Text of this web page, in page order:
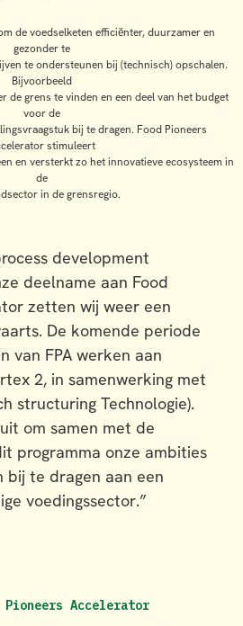
de voedselketen efficiënter, duurzamer en
gezonder te
te ondersteunen bij (technisch) opschalen.
Bijvoorbeeld
grens te vinden en een deel van het budget
voor de
bij te dragen. Food Pioneers
stimuleert
en versterkt zo het innovatieve ecosysteem in
de
in de grensregio.
development
deelname aan Food
zetten wij weer een
De komende periode
van FPA werken aan
2, in samenwerking met
structuring Technologie).
om samen met de
programma onze ambities
bij te dragen aan een
voedingssector.”
Pioneers Accelerator